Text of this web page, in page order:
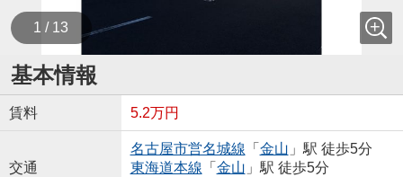
1 / 13
基本情報
賃料 5.2万円
交通
名古屋市営名城線 「 金山 」駅 徒歩5分
東海道本線 「 金山 」駅 徒歩5分